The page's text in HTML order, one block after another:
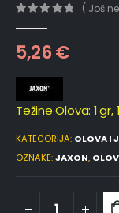
( Još
5,26€
Težine Olova: 1 gr,
KATEGORIJA: OLOVA I
OZNAKE:JAXON,